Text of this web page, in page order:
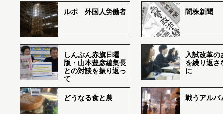
ルポ 外国人労働者 闇株新聞
しんぶん赤旗日曜
版・山本豊彦編集長
との対談を振り返っ
て
入試改革の
を繰り返さ
に
どうなる食と農 戦うアルバ